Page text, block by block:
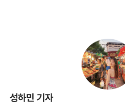
성하민 기자